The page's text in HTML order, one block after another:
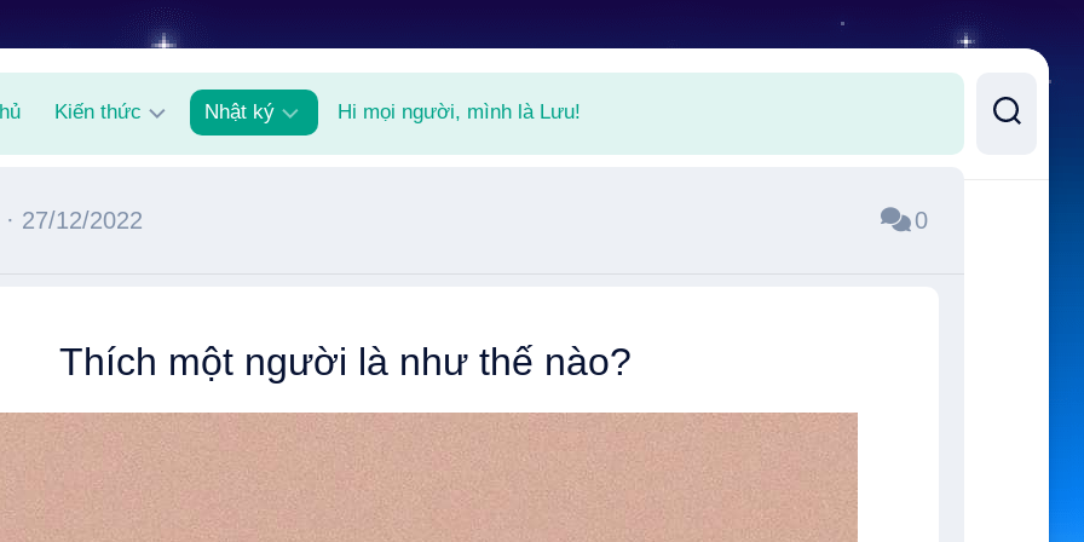
Kiến thức Nhật ký Hi mọi người, mình là Lưu!
· 27/12/2022 0
Thích một người là như thế nào?